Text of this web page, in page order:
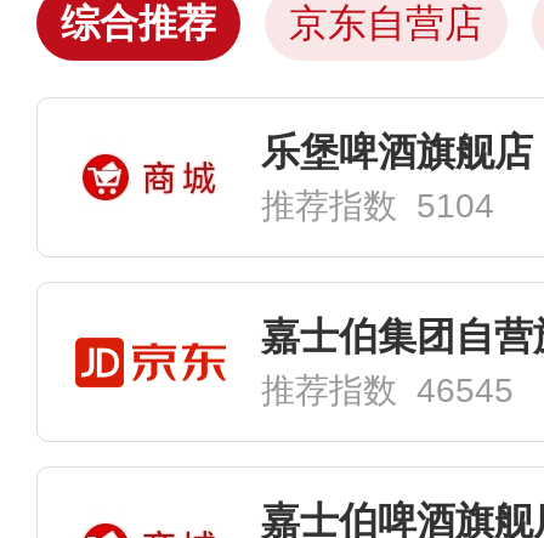
综合推荐 京东自营店
乐堡啤酒旗舰店
推荐指数 5104
嘉士伯集团自营
推荐指数 46545
嘉士伯啤酒旗舰